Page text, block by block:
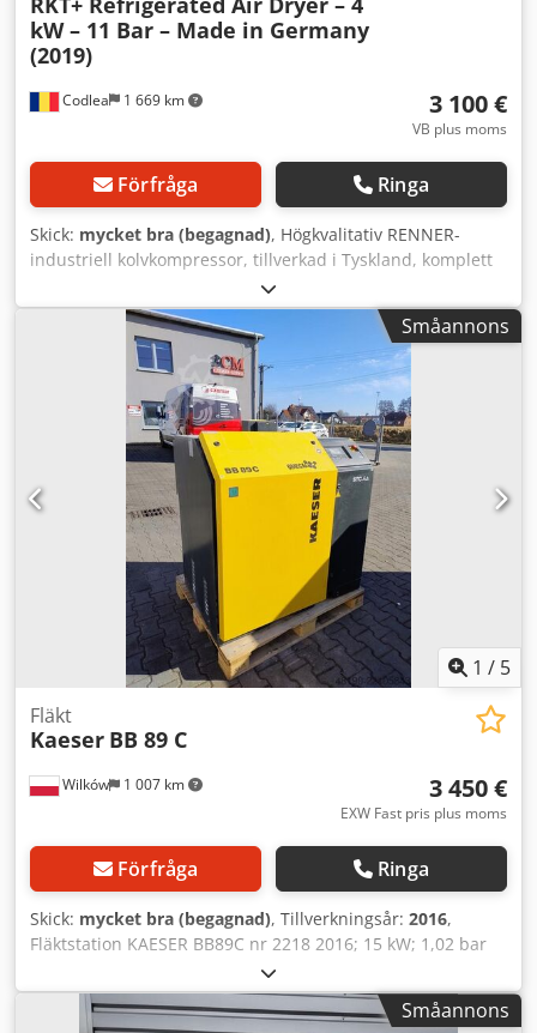
Codlea 1 669 km
kW – 11 Bar – Made in Germany
(2019)
3 100 €
VB plus moms
Förfråga Ringa
Skick: mycket bra (begagnad), Högkvalitativ RENNER-
industriell kolvkompressor, tillverkad i Tyskland, komplett
med en 270 liters trycklufttank och en RENNER RKT+ 0035
kyltork för tryckluft. Idealisk för snickerier, CNC-maskiner,
bilverkstäder och industriella tillämpningar som kräver ren
och torr tryckluft. Specifikationer: • Märke: RENNER
Kompressoren • År: 2019 • Trycklufttank: 270 liter •
Maximalt tryck: 11 bar • Motor: WEG W22 Premium IE3 •
Motoreffekt: 4 kW (5,5 hk) • Strömförsörjning: 380–400 V, 3-
fas Dkjdpfx Abjzmub Tsksr • Integrerad kyltork för tryckluft:
RENNER RKT+ 0035 • Tillverkad i Tyskland RKT+ 0035-
torken ger tryckluftstorkning med ett luftflöde på upp till
0,58 m³/min (35 m³/h) och är speciellt utformad för
RENNER-kompressorinstallationer. Skick: • Komplett enhet.
• Bra skick, fungerar som den ska. • Klar för omedelbar
användning. • Inspektion och testning är välkomna.
Småannons
1 / 5
Wilków 1 007 km
Fläkt
Kaeser BB 89 C
3 450 €
EXW Fast pris plus moms
Förfråga Ringa
Skick: mycket bra (begagnad), Tillverkningsår: 2016,
Fläktstation KAESER BB89C nr 2218 2016; 15 kW; 1,02 bar
Fläkt KAESER OMEGA 23 P nr 1728; 2016; Motor Siemens nr
1LE10031CA734AB4-Z nr 1AV3137A 15 kW; Dksdezcx Dxopfx
Abksr 2 950 varv/min
Småannons